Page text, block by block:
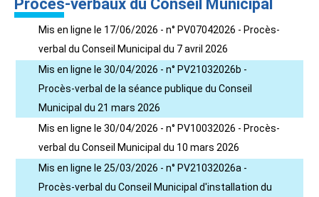
Procès-verbaux du Conseil Municipal
Mis en ligne le 17/06/2026 - n° PV07042026 - Procès-
verbal du Conseil Municipal du 7 avril 2026
Mis en ligne le 30/04/2026 - n° PV21032026b -
Procès-verbal de la séance publique du Conseil
Municipal du 21 mars 2026
Mis en ligne le 30/04/2026 - n° PV10032026 - Procès-
verbal du Conseil Municipal du 10 mars 2026
Mis en ligne le 25/03/2026 - n° PV21032026a -
Procès-verbal du Conseil Municipal d'installation du